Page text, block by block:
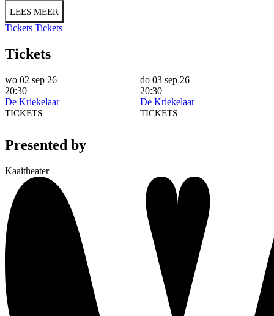
LEES MEER
Tickets Tickets
Tickets
wo 02 sep 26
20:30
De Kriekelaar
TICKETS
do 03 sep 26
20:30
De Kriekelaar
TICKETS
Presented by
Kaaitheater